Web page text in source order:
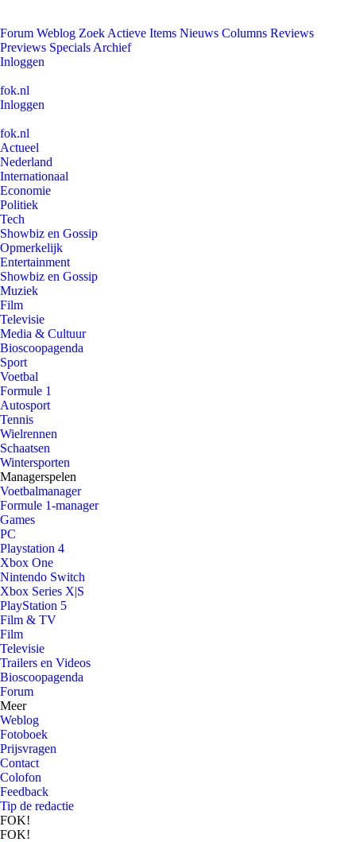
Forum Weblog Zoek Actieve Items Nieuws Columns Reviews
Previews Specials Archief
Inloggen
fok.nl
Inloggen
fok.nl
Actueel
Nederland
Internationaal
Economie
Politiek
Tech
Showbiz en Gossip
Opmerkelijk
Entertainment
Showbiz en Gossip
Muziek
Film
Televisie
Media & Cultuur
Bioscoopagenda
Sport
Voetbal
Formule 1
Autosport
Tennis
Wielrennen
Schaatsen
Wintersporten
Managerspelen
Voetbalmanager
Formule 1-manager
Games
PC
Playstation 4
Xbox One
Nintendo Switch
Xbox Series X|S
PlayStation 5
Film & TV
Film
Televisie
Trailers en Videos
Bioscoopagenda
Forum
Meer
Weblog
Fotoboek
Prijsvragen
Contact
Colofon
Feedback
Tip de redactie
FOK!
FOK!